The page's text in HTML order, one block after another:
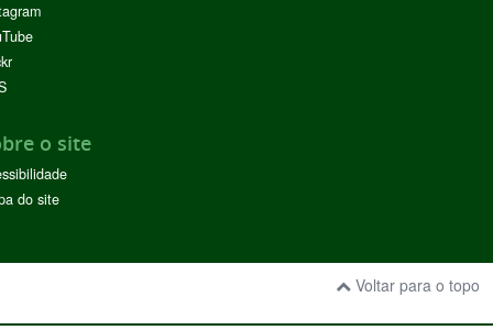
o site
do site
Voltar para o topo